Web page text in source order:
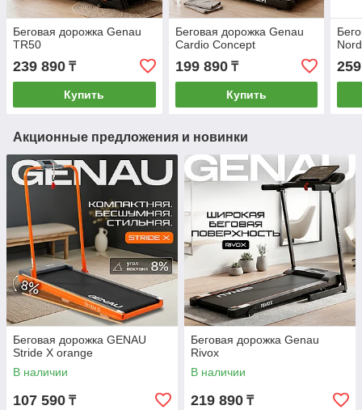
Беговая дорожка Genau
TR50
239 890 ₸
Купить
Беговая дорожка Genau
Cardio Concept
199 890₸
Купить
Акционные предложения и новинки
Беговая дорожка GENAU
Stride X orange
В наличии
107 590 ₸
Беговая дорожка Genau
Rivox
В наличии
219 890 ₸